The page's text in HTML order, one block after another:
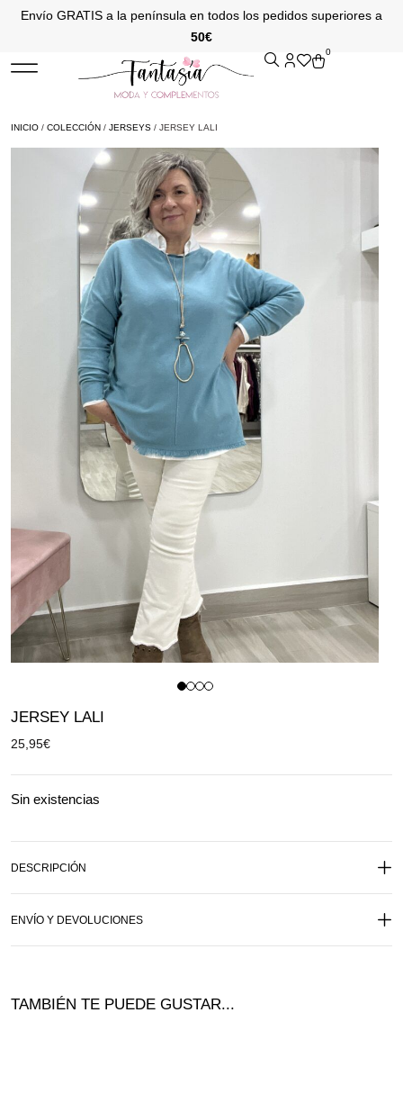
Envío GRATIS a la península en todos los pedidos superiores a
50€
0
INICIO / COLECCIÓN / JERSEYS / JERSEY LALI
JERSEY LALI
25,95€
Sin existencias
DESCRIPCIÓN
ENVÍO Y DEVOLUCIONES
TAMBIÉN TE PUEDE GUSTAR...